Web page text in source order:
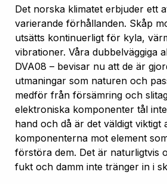
Det norska klimatet erbjuder ett
varierande förhållanden. Skåp
utsätts kontinuerligt för kyla,
vibrationer. Våra dubbelväggiga
DVA08 – bevisar nu att de är
utmaningar som naturen och
medför från försämring och
elektroniska komponenter tål
hand och då är det väldigt viktigt
komponenterna mot element
förstöra dem. Det är naturligtvis
fukt och damm inte tränger in i